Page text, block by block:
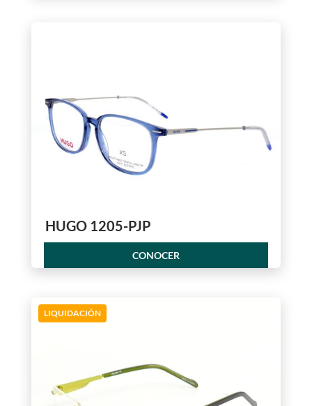
HUGO 1205-PJP
CONOCER
LIQUIDACIÓN